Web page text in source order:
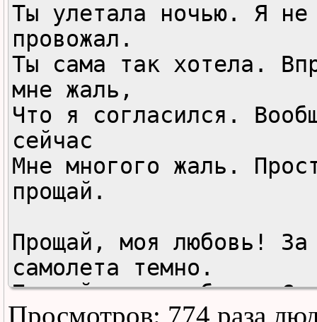
Ты улетала ночью. Я не
провожал.
Ты сама так хотела.
мне жаль,
Что я согласился.
сейчас
Мне многого жаль.
прощай.
Прощай, моя любовь! За
самолета темно.
Прощай, моя любовь. С
Просмотров: 774 раза